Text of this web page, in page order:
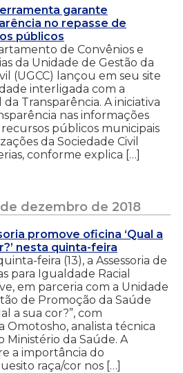
garante
no repasse de
públicos
de Convênios e
da Unidade de Gestão da
(UGCC) lançou em seu site
interligada com a
Transparência. A iniciativa
nas informações
recursos públicos municipais
da Sociedade Civil
conforme explica […]
dezembro de 2018
promove oficina ‘Qual a
nesta quinta-feira
feira (13), a Assessoria de
para Igualdade Racial
em parceria com a Unidade
de Promoção da Saúde
a sua cor?”, com
Omotosho, analista técnica
Ministério da Saúde. A
a importância do
raça/cor nos […]